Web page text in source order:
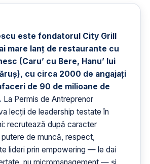
este fondatorul City Grill
mare lanț de restaurante cu
(Caru’ cu Bere, Hanu’ lui
cu circa 2000 de angajați
de 90 de milioane de
La Permis de Antreprenor
lecții de leadership testate în
recrutează după caracter
de muncă, respect,
lideri prin empowering — le dai